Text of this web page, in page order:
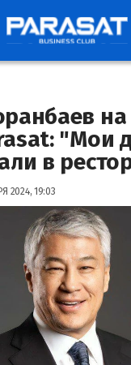
на
"Мои
в
2024, 19:03